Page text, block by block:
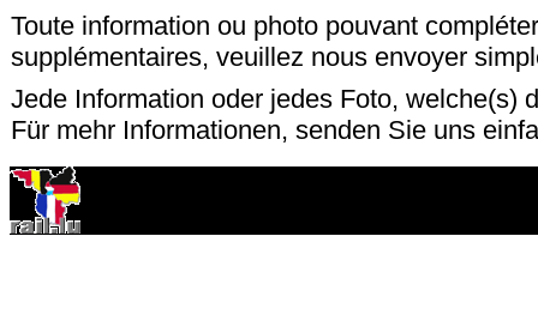
Toute information ou photo pouvant
supplémentaires, veuillez nous envoyer
Jede Information oder jedes Foto, welche(s)
Für mehr Informationen, senden Sie uns